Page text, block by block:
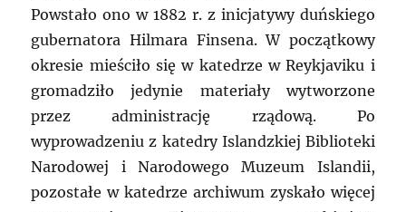
Powstało ono w 1882 r. z inicjatywy duńskiego
gubernatora Hilmara Finsena. W początkowy
okresie mieściło się w katedrze w Reykjaviku i
gromadziło jedynie materiały wytworzone
przez administrację rządową. Po
wyprowadzeniu z katedry Islandzkiej Biblioteki
Narodowej i Narodowego Muzeum Islandii,
pozostałe w katedrze archiwum zyskało więcej